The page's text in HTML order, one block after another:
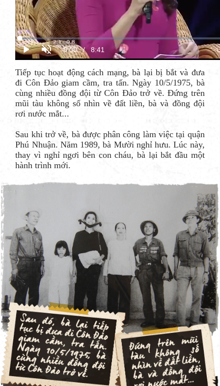
Tiếp tục hoạt động cách mạng, bà lại bị bắt và đưa
đi Côn Đảo giam cầm, tra tấn. Ngày 10/5/1975, bà
cùng nhiều đồng đội từ Côn Đảo trở về. Đứng trên
mũi tàu không số nhìn về đất liền, bà và đồng đội
rơi nước mắt...
Sau khi trở về, bà được phân công làm việc tại quận
Phú Nhuận. Năm 1989, bà Mười nghỉ hưu. Lúc này,
thay vì nghỉ ngơi bên con cháu, bà lại bắt đầu một
hành trình mới.